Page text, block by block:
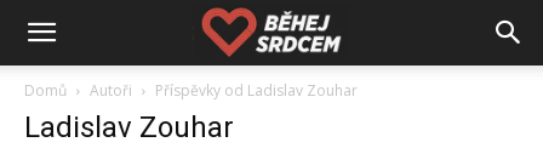
Domů Autoři Příspěvky od Ladislav Zouhar
Ladislav Zouhar